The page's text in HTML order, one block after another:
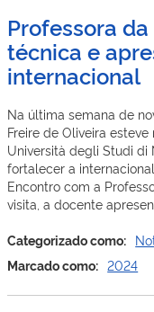
Professora
técnica e
internacional
Na última semana de
Freire de Oliveira
Università degli Studi di
fortalecer a
Encontro com a
visita, a docente
Categorizado como:
Marcado como: 2024